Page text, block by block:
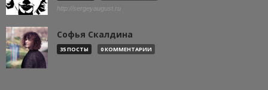
http://sergeyaugust.ru
Софья Скалдина
35 ПОСТЫ 0 КОММЕНТАРИИ